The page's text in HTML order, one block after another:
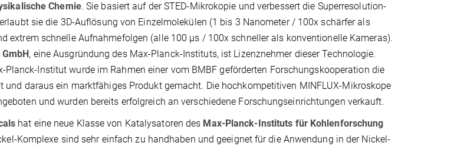
Chemie. Sie basiert auf der STED-Mikrokopie und verbessert die Superresolution-
sie die 3D-Auflösung von Einzelmolekülen (1 bis 3 Nanometer / 100x schärfer als
extrem schnelle Aufnahmefolgen (alle 100 μs / 100x schneller als konventionelle Kameras).
, eine Ausgründung des Max-Planck-Instituts, ist Lizenznehmer dieser Technologie.
Planck-Institut wurde im Rahmen einer vom BMBF geförderten Forschungskooperation die
und daraus ein marktfähiges Produkt gemacht. Die hochkompetitiven MINFLUX-Mikroskope
und wurden bereits erfolgreich an verschiedene Forschungseinrichtungen verkauft.
hat eine neue Klasse von Katalysatoren des Max-Planck-Instituts für Kohlenforschung
Komplexe sind sehr einfach zu handhaben und geeignet für die Anwendung in der Nickel-